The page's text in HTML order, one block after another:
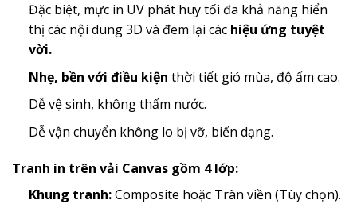
Đặc biệt, mực in UV phát huy tối đa khả năng hiển
thị các nội dung 3D và đem lại các hiệu ứng tuyệt
vời.
Nhẹ, bền với điều kiện thời tiết gió mùa, độ ẩm cao.
Dễ vệ sinh, không thấm nước.
Dễ vận chuyển không lo bị vỡ, biến dạng.
Tranh in trên vải Canvas gồm 4 lớp:
Khung tranh:Composite hoặc Tràn viền (Tùy chọn).